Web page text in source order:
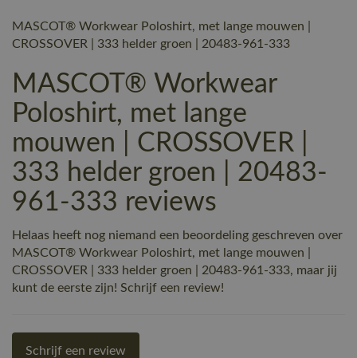
MASCOT® Workwear Poloshirt, met lange mouwen |
CROSSOVER | 333 helder groen | 20483-961-333
MASCOT® Workwear
Poloshirt, met lange
mouwen | CROSSOVER |
333 helder groen | 20483-
961-333 reviews
Helaas heeft nog niemand een beoordeling geschreven over
MASCOT® Workwear Poloshirt, met lange mouwen |
CROSSOVER | 333 helder groen | 20483-961-333, maar jij
kunt de eerste zijn! Schrijf een review!
Schrijf een review